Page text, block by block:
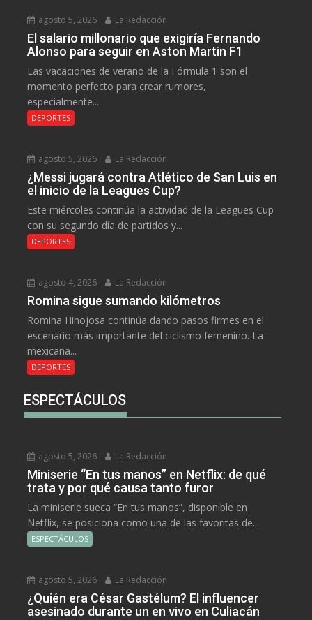
agosto 5, 2026 La Redacción
El salario millonario que exigiría Fernando
Alonso para seguir en Aston Martin F1
Las vacaciones de verano de la Fórmula 1 son el
momento perfecto para crear rumores,
especialmente...
DEPORTES
agosto 5, 2026 La Redacción
¿Messi jugará contra Atlético de San Luis en
el inicio de la Leagues Cup?
Este miércoles continúa la actividad de la Leagues Cup
con su segundo día de partidos y...
DEPORTES
agosto 4, 2026 La Redacción
Romina sigue sumando kilómetros
Romina Hinojosa continúa dando pasos firmes en el
escenario más importante del ciclismo femenino. La
mexicana...
DEPORTES
ESPECTÁCULOS
agosto 5, 2026 La Redacción
Miniserie “En tus manos” en Netflix: de qué
trata y por qué causa tanto furor
La miniserie sueca “En tus manos”, disponible en
Netflix, se posiciona como una de las favoritas de...
ESPECTÁCULOS
agosto 5, 2026 La Redacción
¿Quién era César Gastélum? El influencer
asesinado durante un en vivo en Culiacán